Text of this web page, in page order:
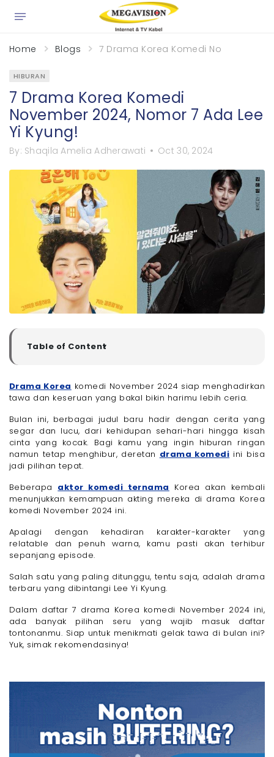
Home Blogs 7 Drama Korea Komedi November
HIBURAN
7 Drama Korea Komedi
November 2024, Nomor 7 Ada Lee
Yi Kyung!
By: Shaqila Amelia Adherawati Oct 30, 2024
Table of Content
▼
- 1. Finding Handsome (12 November)
- 2. Love Your Enemy (23 November)
- 4. The Fiery Priest Season 2 (8 November)
- 5. Mr. Plankton (8 November)
- 6. Brewing Love (4 November)
- 7. Marry You (16 November)
Rekomendasi Situs Nonton Drama Komedi November
2024
- 1. Netflix
- 3. WeTV
- 4. iQIYI
Tips Asyik dan Seru Nonton Drama Korea Komedi
November 2024
- 1. Tonton Bareng Teman atau Keluarga
- 2. Siapkan Cemilan dan Minuman Favorit
- 3. Tonton dengan Koneksi Internet Stabil
- 4. Ciptakan Suasana Nyaman
Gak Perlu Bingung Lagi, Kini Nonton Drakor Lebih
Mudah dengan Paket Internet 100 + 50 Mbps dari
Nonton Seharian!
Drama Korea komedi November 2024 siap menghadirkan
tawa dan keseruan yang bakal bikin harimu lebih ceria.
Bulan ini, berbagai judul baru hadir dengan cerita yang
segar dan lucu, dari kehidupan sehari-hari hingga kisah
cinta yang kocak. Bagi kamu yang ingin hiburan ringan
namun tetap menghibur, deretan drama komedi ini bisa
jadi pilihan tepat.
Beberapa aktor komedi ternama Korea akan kembali
menunjukkan kemampuan akting mereka di drama Korea
komedi November 2024 ini.
Apalagi dengan kehadiran karakter-karakter yang
relatable dan penuh warna, kamu pasti akan terhibur
sepanjang episode.
Salah satu yang paling ditunggu, tentu saja, adalah drama
terbaru yang dibintangi Lee Yi Kyung.
Dalam daftar 7 drama Korea komedi November 2024 ini,
ada banyak pilihan seru yang wajib masuk daftar
tontonanmu. Siap untuk menikmati gelak tawa di bulan ini?
Yuk, simak rekomendasinya!